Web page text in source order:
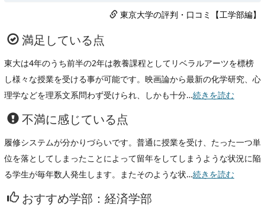
東京大学の評判・口コミ【工学部編】
満足している点
東大は4年のうち前半の2年は教養課程としてリベラルアーツを標榜
し様々な授業を受ける事が可能です。映画論から最新の化学研究、心
理学などを理系文系問わず受けられ、しかも十分…続きを読む
不満に感じている点
履修システムが分かりづらいです。普通に授業を受け、たった一つ単
位を落としてしまったことによって留年をしてしまうような状況に陥
る学生が毎年数人発生します。またそのような状…続きを読む
おすすめ学部：経済学部